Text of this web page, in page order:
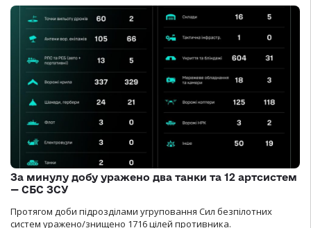
За минулу добу уражено два танки та 12 артсистем
— СБС ЗСУ
Протягом доби підрозділами угруповання Сил безпілотних
систем уражено/знищено 1716 цілей противника.